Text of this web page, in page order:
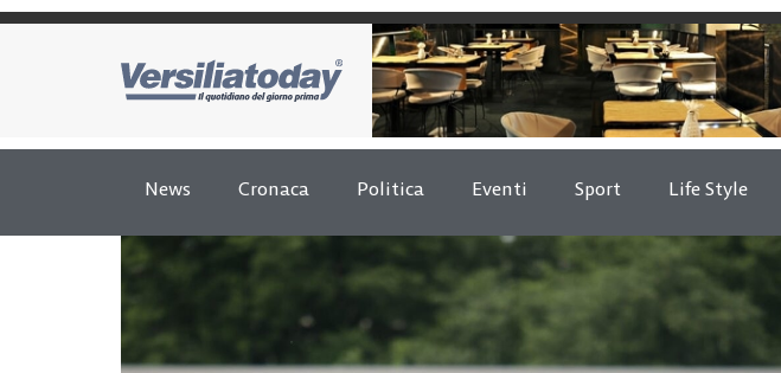
News Cronaca Politica Eventi Sport Life Style